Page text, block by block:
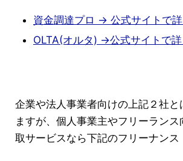
資金調達プロ → 公式サイトで
OLTA(オルタ) →公式サイトで
企業や法人事業者向けの上記２社と
ますが、個人事業主やフリーラン
取サービスなら下記のフリーナンス